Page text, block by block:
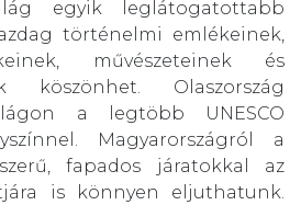
egyik leglátogatottabb
történelmi emlékeinek,
művészeteinek és
köszönhet. Olaszország
a legtöbb UNESCO
Magyarországról a
fapados járatokkal az
is könnyen eljuthatunk.